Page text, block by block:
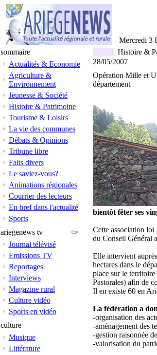
Mercredi 3
sommaire
Actualités & Economie
Agriculture &
Environnement
Jeunesse & Société
Histoire & Patrimoine
Tourisme & Loisirs
La vie des communes
Débats & Opinions
Tribune libre
Faits divers
Le saviez-vous?
Animations régionales
Courrier des lecteurs
En bref dans l'actualité
Sports
ariegenews tv
Journal télévisé
Emissions TV
Reportages
Interviews
Magazine rural
Culture vidéo
Sports en vidéo
culture
Musique
Littérature
Histoire &
28/05/2007
Opération Mille et
département
bientôt fêter ses
Cette association loi
du Conseil Général
Elle intervient
hectares dans le
place sur le
Pastorales) afin de
Il en existe 60 en
La fédération a
-organisation des
-aménagement des
-gestion raisonnée
-valorisation du